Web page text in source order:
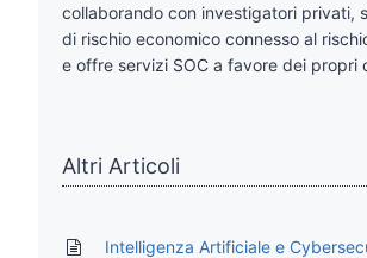
collaborando con investigatori privati,
di rischio economico connesso al
e offre servizi SOC a favore dei propri
Altri Articoli
Intelligenza Artificiale e